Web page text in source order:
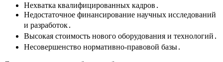
Нехватка квалифицированных кадров․
Недостаточное финансирование научных исследований
и разработок․
Высокая стоимость нового оборудования и технологий․
Несовершенство нормативно-правовой базы․